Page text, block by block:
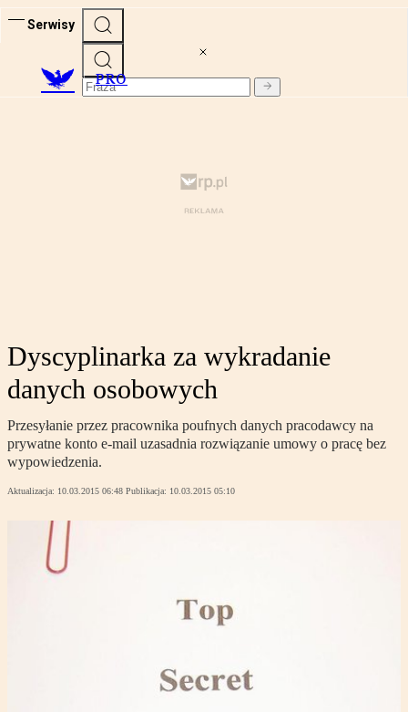
Serwisy
PRO
Dyscyplinarka za wykradanie
danych osobowych
Przesyłanie przez pracownika poufnych danych pracodawcy na
prywatne konto e-mail uzasadnia rozwiązanie umowy o pracę bez
wypowiedzenia.
Aktualizacja: 10.03.2015 06:48 Publikacja: 10.03.2015 05:10